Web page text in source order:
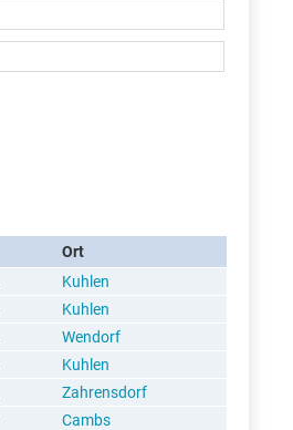
Ort
Kuhlen
Kuhlen
Wendorf
Kuhlen
Zahrensdorf
Cambs